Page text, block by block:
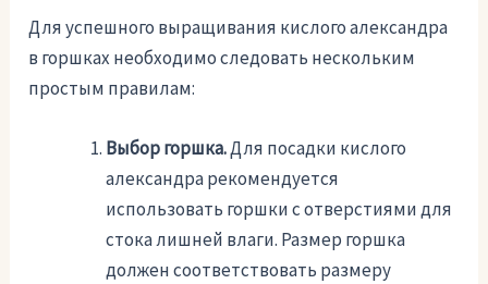
Для успешного выращивания кислого александра
в горшках необходимо следовать нескольким
простым правилам:
Выбор горшка.Для посадки кислого
александра рекомендуется
использовать горшки с отверстиями для
стока лишней влаги. Размер горшка
должен соответствовать размеру